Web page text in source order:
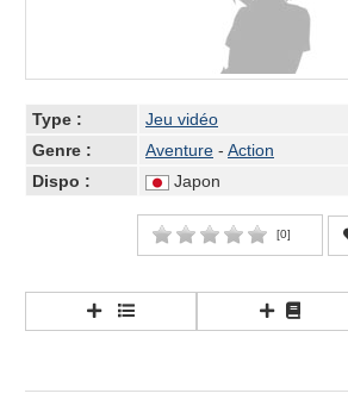
Type :
Jeu vidéo
Genre :
Aventure - Action
Dispo :
Japon
[0]